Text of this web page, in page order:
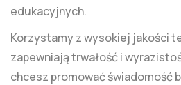
edukacyjnych.
Korzystamy z wysokiej jakości
zapewniają trwałość i
chcesz promować świadomość